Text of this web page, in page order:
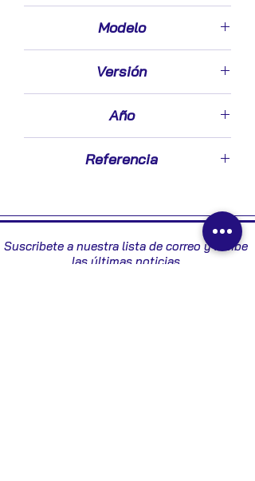
Modelo
Versión
Año
Referencia
Suscribete a nuestra lista de correo y recibe
las últimas noticias